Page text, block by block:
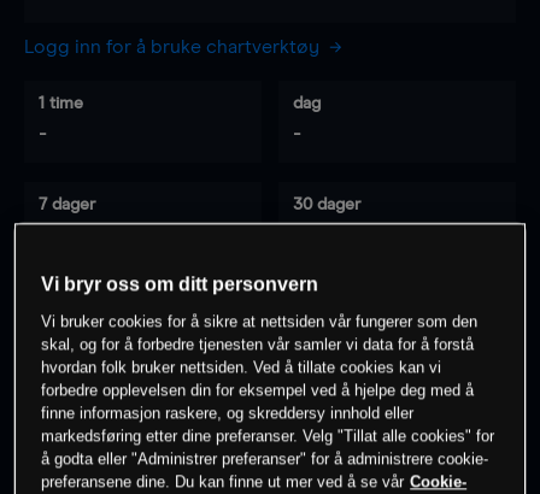
Logg inn for å bruke chartverktøy
1 time
-
dag
-
7 dager 30 dager
0% av kunder erpå dette instrumentet
Søk om konto
Vi bryr oss om ditt personvern
Vi bruker cookies for å sikre at nettsiden vår fungerer som den
skal, og for å forbedre tjenesten vår samler vi data for å forstå
hvordan folk bruker nettsiden. Ved å tillate cookies kan vi
forbedre opplevelsen din for eksempel ved å hjelpe deg med å
finne informasjon raskere, og skreddersy innhold eller
markedsføring etter dine preferanser. Velg "Tillat alle cookies" for
å godta eller "Administrer preferanser" for å administrere cookie-
preferansene dine. Du kan finne ut mer ved å se vår Cookie-